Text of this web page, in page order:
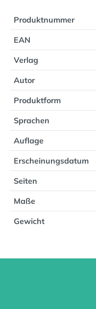
Produktnummer
EAN
Verlag
Autor
Produktform
Sprachen
Auflage
Erscheinungsdatum
Seiten
Maße
Gewicht